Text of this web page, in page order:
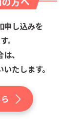
申し込みを
。
、
たします。